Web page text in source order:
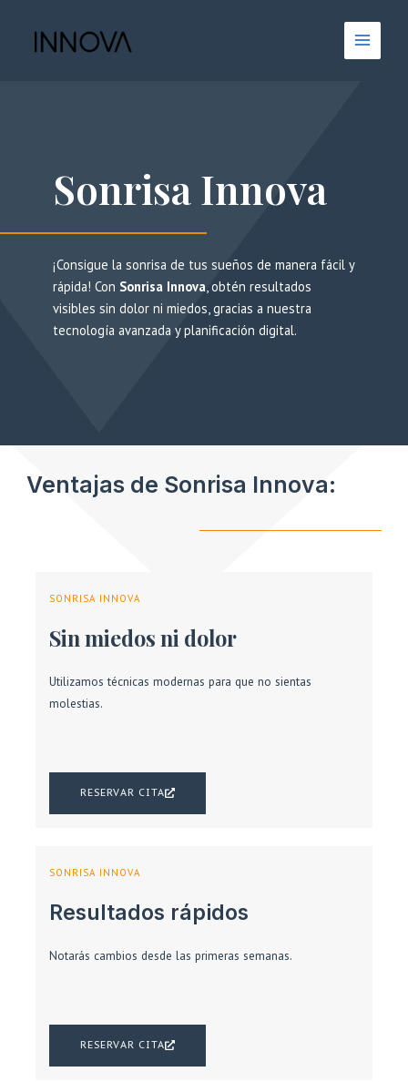
contenido
Main
Menu
Sonrisa Innova
¡Consigue la sonrisa de tus sueños de manera fácil y
rápida! Con Sonrisa Innova , obtén resultados
visibles sin dolor ni miedos, gracias a nuestra
tecnología avanzada y planificación digital.
Ventajas de Sonrisa Innova:
SONRISA INNOVA
Sin miedos ni dolor
Utilizamos técnicas modernas para que no sientas
molestias.
RESERVAR CITA
SONRISA INNOVA
Resultados rápidos
Notarás cambios desde las primeras semanas.
RESERVAR CITA